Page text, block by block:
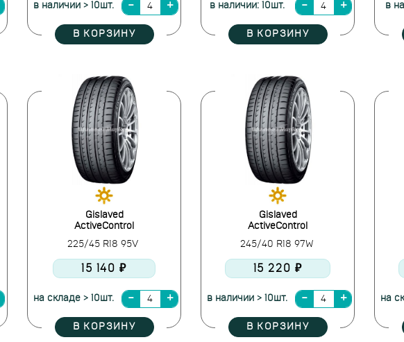
в наличии > 10шт.
В КОРЗИНУ
в наличии: 10шт.
В КОРЗИНУ
в
Gislaved
ActiveControl
225/45 R18 95V
15 140 ₽
на складе > 10шт.
В КОРЗИНУ
Gislaved
ActiveControl
245/40 R18 97W
15 220 ₽
в наличии > 10шт.
В КОРЗИНУ
на